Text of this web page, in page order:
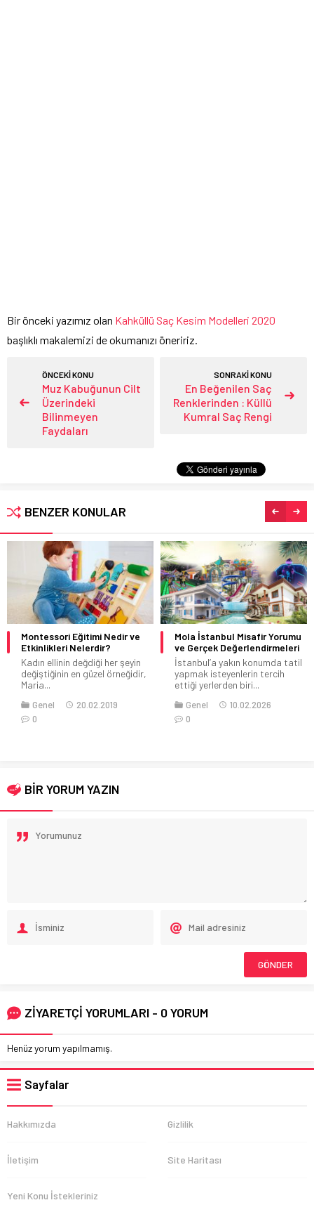
Bir önceki yazımız olan Kahküllü Saç Kesim Modelleri 2020
başlıklı makalemizi de okumanızı öneririz.
ÖNCEKİ KONU
Muz Kabuğunun Cilt
Üzerindeki
Bilinmeyen
Faydaları
SONRAKİ KONU
En Beğenilen Saç
Renklerinden : Küllü
Kumral Saç Rengi
BENZER KONULAR
Montessori Eğitimi Nedir ve
Etkinlikleri Nelerdir?
Kadın ellinin değdiği her şeyin
değiştiğinin en güzel örneğidir,
Maria...
Genel
20.02.2019
0
Mola İstanbul Misafir Yorumu
ve Gerçek Değerlendirmeleri
İstanbul’a yakın konumda tatil
yapmak isteyenlerin tercih
ettiği yerlerden biri...
Genel
10.02.2026
0
BİR YORUM YAZIN
ZİYARETÇİ YORUMLARI - 0 YORUM
Henüz yorum yapılmamış.
Sayfalar
Hakkımızda Gizlilik
İletişim Site Haritası
Yeni Konu İstekleriniz